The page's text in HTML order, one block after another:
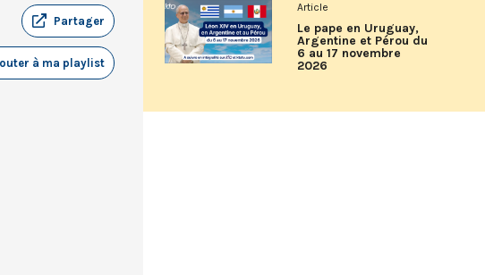
Partager
à ma playlist
Article
Le pape en Uruguay,
Argentine et Pérou du
6 au 17 novembre
2026